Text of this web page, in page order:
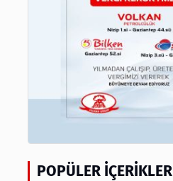
POPÜLER İÇERIKLER